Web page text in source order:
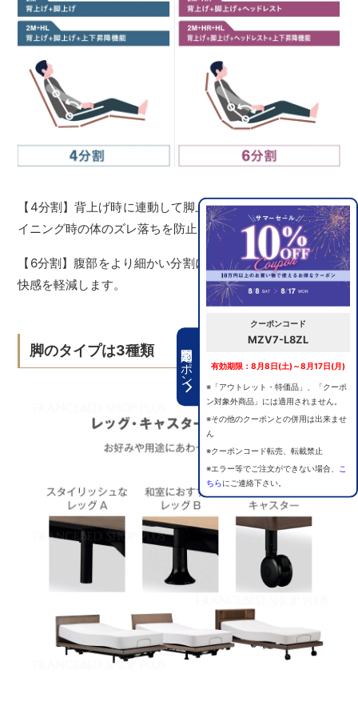
期間限定クーポン
クーポンコード
MZV7-L8ZL
有効期限：8月8日(土)～8月17日(月)
※「アウトレット・特価品」、「クーポ
ン対象外商品」には適用されません。
※その他のクーポンとの併用は出来ませ
ん
※クーポンコード転売、転載禁止
※エラー等でご注文ができない場合、
こ
ちらにご連絡下さい。
【4分割】背上げ時に連動して脚上げを行うことで、リクラ
イニング時の体のズレ落ちを防止します。
【6分割】腹部をより細かい分割にすることで圧迫による不
快感を軽減します。
脚のタイプは3種類